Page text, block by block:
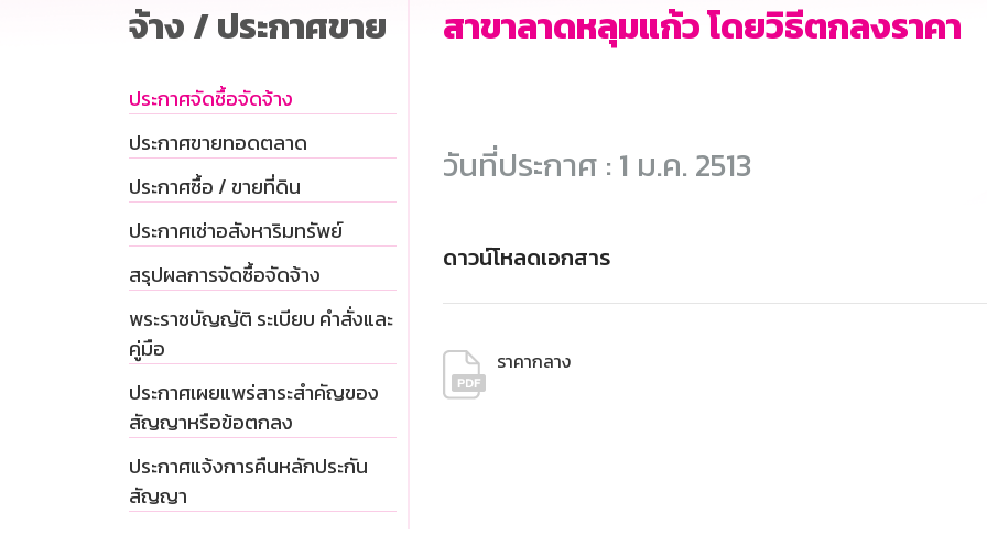
จ้าง / ประกาศขาย
ประกาศจัดซื้อจัดจ้าง
ประกาศขายทอดตลาด
ประกาศซื้อ / ขายที่ดิน
ประกาศเช่าอสังหาริมทรัพย์
สรุปผลการจัดซื้อจัดจ้าง
พระราชบัญญัติ ระเบียบ คำสั่งและ
คู่มือ
ประกาศเผยแพร่สาระสำคัญของ
สัญญาหรือข้อตกลง
ประกาศแจ้งการคืนหลักประกัน
สัญญา
สาขาลาดหลุมแก้ว โดยวิธีตกลงราคา
วันที่ประกาศ : 1 ม.ค. 2513
ดาวน์โหลดเอกสาร
ราคากลาง